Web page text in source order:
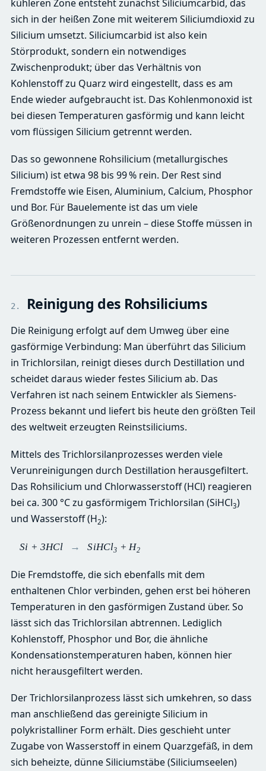
kühleren Zone entsteht zunächst Siliciumcarbid, das
sich in der heißen Zone mit weiterem Siliciumdioxid zu
Silicium umsetzt. Siliciumcarbid ist also kein
Störprodukt, sondern ein notwendiges
Zwischenprodukt; über das Verhältnis von
Kohlenstoff zu Quarz wird eingestellt, dass es am
Ende wieder aufgebraucht ist. Das Kohlenmonoxid ist
bei diesen Temperaturen gasförmig und kann leicht
vom flüssigen Silicium getrennt werden.
Das so gewonnene Rohsilicium (metallurgisches
Silicium) ist etwa 98 bis 99 % rein. Der Rest sind
Fremdstoffe wie Eisen, Aluminium, Calcium, Phosphor
und Bor. Für Bauelemente ist das um viele
Größenordnungen zu unrein – diese Stoffe müssen in
weiteren Prozessen entfernt werden.
2. Reinigung des Rohsiliciums
Die Reinigung erfolgt auf dem Umweg über eine
gasförmige Verbindung: Man überführt das Silicium
in Trichlorsilan, reinigt dieses durch Destillation und
scheidet daraus wieder festes Silicium ab. Das
Verfahren ist nach seinem Entwickler als Siemens-
Prozess bekannt und liefert bis heute den größten Teil
des weltweit erzeugten Reinstsiliciums.
Mittels des Trichlorsilanprozesses werden viele
Verunreinigungen durch Destillation herausgefiltert.
Das Rohsilicium und Chlorwasserstoff (HCl) reagieren
bei ca. 300 °C zu gasförmigem Trichlorsilan (SiHCl3)
und Wasserstoff (H2):
Si + 3HCl → SiHCl3 + H2
Die Fremdstoffe, die sich ebenfalls mit dem
enthaltenen Chlor verbinden, gehen erst bei höheren
Temperaturen in den gasförmigen Zustand über. So
lässt sich das Trichlorsilan abtrennen. Lediglich
Kohlenstoff, Phosphor und Bor, die ähnliche
Kondensationstemperaturen haben, können hier
nicht herausgefiltert werden.
Der Trichlorsilanprozess lässt sich umkehren, so dass
man anschließend das gereinigte Silicium in
polykristalliner Form erhält. Dies geschieht unter
Zugabe von Wasserstoff in einem Quarzgefäß, in dem
sich beheizte, dünne Siliciumstäbe (Siliciumseelen)